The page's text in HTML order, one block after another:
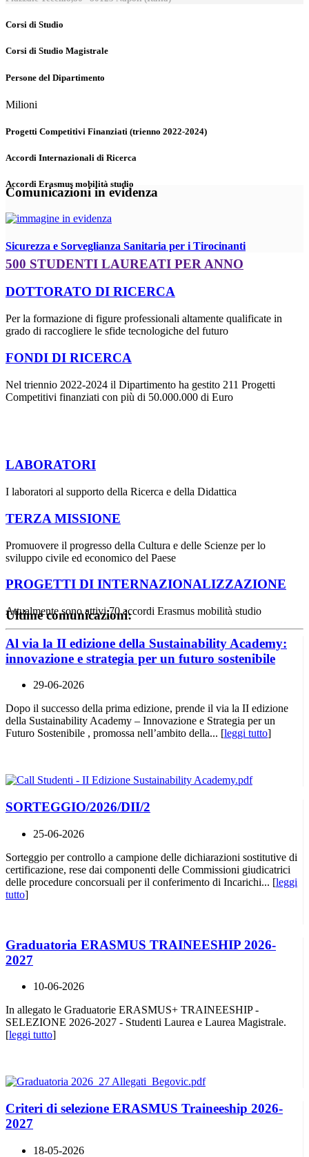
Corsi di Studio
Corsi di Studio Magistrale
Persone del Dipartimento
Milioni
Progetti Competitivi Finanziati (trienno 2022-2024)
Accordi Internazionali di Ricerca
Accordi Erasmus mobilità studio
Comunicazioni in evidenza
Sicurezza e Sorveglianza Sanitaria per i Tirocinanti
500 STUDENTI LAUREATI PER ANNO
DOTTORATO DI RICERCA
Per la formazione di figure professionali altamente qualificate in
grado di raccogliere le sfide tecnologiche del futuro
FONDI DI RICERCA
Nel triennio 2022-2024 il Dipartimento ha gestito 211 Progetti
Competitivi finanziati con più di 50.000.000 di Euro
LABORATORI
I laboratori al supporto della Ricerca e della Didattica
TERZA MISSIONE
Promuovere il progresso della Cultura e delle Scienze per lo
sviluppo civile ed economico del Paese
PROGETTI DI INTERNAZIONALIZZAZIONE
Attualmente sono attivi 70 accordi Erasmus mobilità studio
Ultime comunicazioni:
Al via la II edizione della Sustainability Academy:
innovazione e strategia per un futuro sostenibile
29-06-2026
Dopo il successo della prima edizione, prende il via la II edizione
della Sustainability Academy – Innovazione e Strategia per un
Futuro Sostenibile , promossa nell’ambito della... [leggi tutto]
SORTEGGIO/2026/DII/2
25-06-2026
Sorteggio per controllo a campione delle dichiarazioni sostitutive di
certificazione, rese dai componenti delle Commissioni giudicatrici
delle procedure concorsuali per il conferimento di Incarichi... [leggi
tutto]
Graduatoria ERASMUS TRAINEESHIP 2026-
2027
10-06-2026
In allegato le Graduatorie ERASMUS+ TRAINEESHIP -
SELEZIONE 2026-2027 - Studenti Laurea e Laurea Magistrale.
[leggi tutto]
Criteri di selezione ERASMUS Traineeship 2026-
2027
18-05-2026